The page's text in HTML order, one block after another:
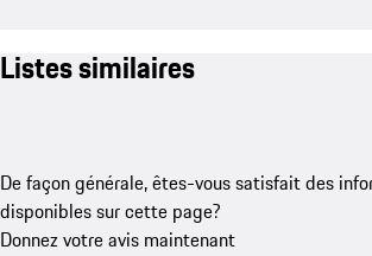
Listes similaires
De façon générale, êtes-vous satisfait des
disponibles sur cette page?
Donnez votre avis maintenant